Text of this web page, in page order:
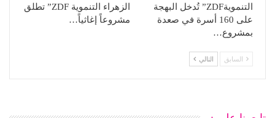
التنمويةZDF” تُدخل البهجة
على 160 أسرة في صعدة
بمشروع…
الزهراء التنموية ZDF” تطلق
مشروعاً إغاثياً…
السابق التالي